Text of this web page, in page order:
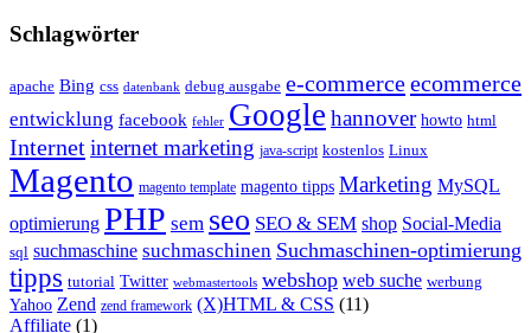
Schlagwörter
apache Bing css datenbank debug ausgabe e-commerceecommerce
entwicklung facebook fehler Google hannover howto html
Internetinternet marketing java-script kostenlos Linux
Magento magento template magento tipps Marketing MySQL
optimierung PHP sem seo SEO & SEM shop Social-Media
sql suchmaschine suchmaschinen Suchmaschinen-optimierung
tipps tutorial Twitter webmastertools webshop web suche werbung
Yahoo Zend zend framework (X)HTML & CSS (11)
Affiliate (1)